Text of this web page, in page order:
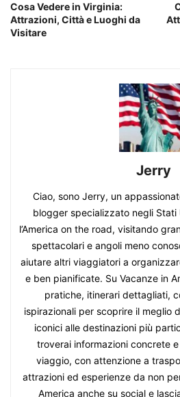
Cosa Vedere in Virginia:
Attrazioni, Città e Luoghi da
Visitare
Jerry
Ciao, sono Jerry, un
blogger specializzato negli Stati
l’America on the road, visitando
spettacolari e angoli meno
aiutare altri viaggiatori a
e ben pianificate. Su Vacanze in
pratiche, itinerari dettagliati,
ispirazionali per scoprire il meglio
iconici alle destinazioni più
troverai informazioni concrete
viaggio, con attenzione a
attrazioni ed esperienze da non
America anche su social e